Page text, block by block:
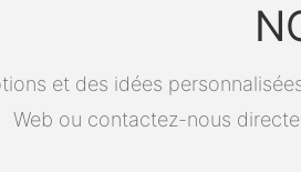
et des idées
Web ou contactez-nous